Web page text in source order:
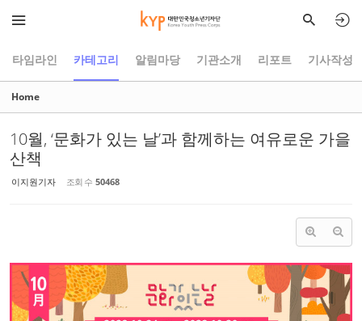
타임라인 카테고리 알림마당 기관소개 리포트 기사작성
Home
10월, ‘문화가 있는 날’과 함께하는 여유로운 가을
산책
이지원기자 조회 수 50468
Sketchbook5, 스케치북5